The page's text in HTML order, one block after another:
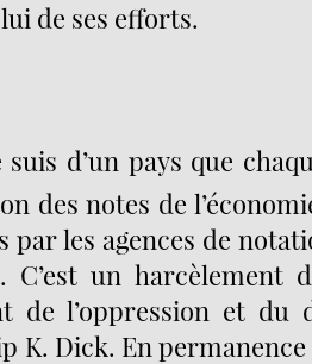
de ses efforts.
suis d’un pays que
des notes de
par les agences de
C’est un harcèlement
de l’oppression et du
K. Dick. En